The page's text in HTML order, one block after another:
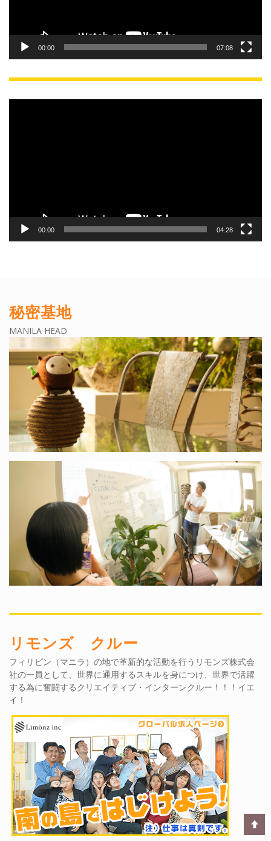
00:00 07:08
00:00 04:28
秘密基地
MANILA HEAD
リモンズ クルー
フィリピン（マニラ）の地で革新的な活動を行うリモンズ株式会
社の一員として、世界に通用するスキルを身につけ、世界で活躍
する為に奮闘するクリエイティブ・インターンクルー！！！イエ
イ！